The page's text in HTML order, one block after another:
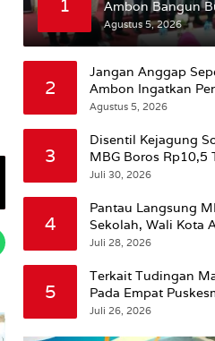
1
Ambon Bangun
Sehat
Agustus 5, 2026
2
Jangan Anggap
Ambon Ingatkan
Perencanaan
Agustus 5, 2026
3
Disentil Kejagung
MBG Boros Rp10,5
Tahun, Kepala BGN
Juli 30, 2026
4
Pantau Langsung
Sekolah, Wali Kota
Pemerataan Hingga
Juli 28, 2026
5
Terkait Tudingan
Pada Empat
Ambon Beri
Juli 26, 2026